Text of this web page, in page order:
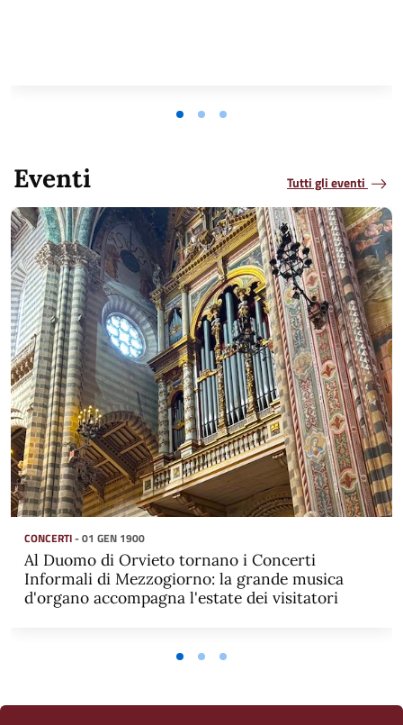
Eventi Tutti gli eventi
CONCERTI- 01 GEN 1900
Al Duomo di Orvieto tornano i Concerti
Informali di Mezzogiorno: la grande musica
d'organo accompagna l'estate dei visitatori